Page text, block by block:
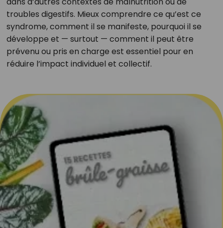
troubles digestifs. Mieux comprendre ce qu’est ce
syndrome, comment il se manifeste, pourquoi il se
développe et — surtout — comment il peut être
prévenu ou pris en charge est essentiel pour en
réduire l’impact individuel et collectif.